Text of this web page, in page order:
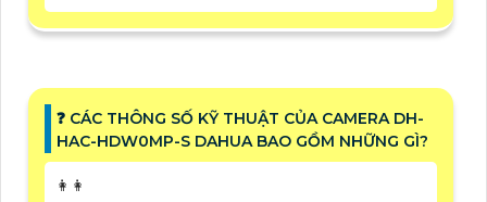
️❓ CÁC THÔNG SỐ KỸ THUẬT CỦA CAMERA DH-
HAC-HDW0MP-S DAHUA BAO GỒM NHỮNG GÌ?
️👩‍👩